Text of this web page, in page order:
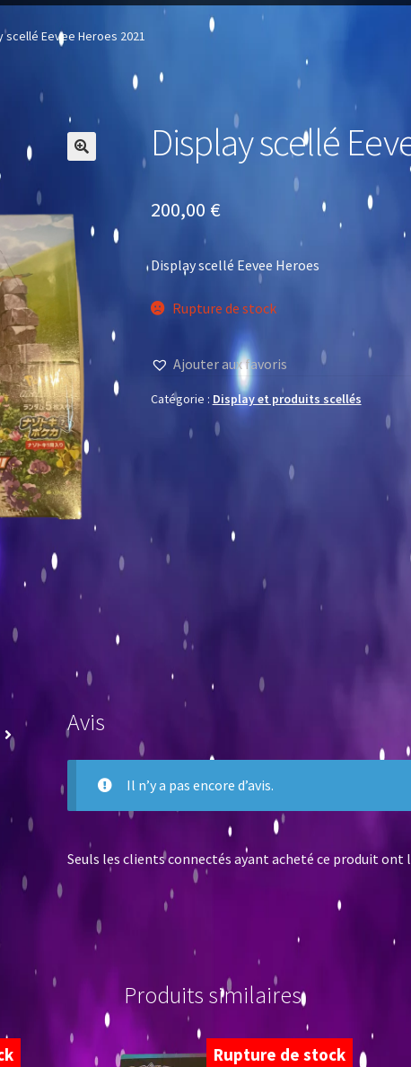
scellé Eevee Heroes 2021
Display scellé
200,00 €
Display scellé Eevee Heroes
Rupture de stock
Ajouter aux favoris
Catégorie : Display et produits scellés
Avis
Il n’y a pas encore d’avis.
Seuls les clients connectés ayant acheté ce produit ont
Produits similaires
Rupture de stock